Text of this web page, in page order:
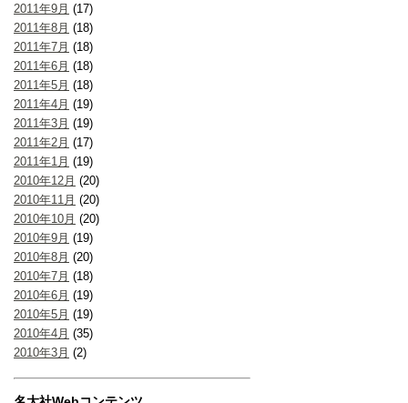
2011年9月 (17)
2011年8月 (18)
2011年7月 (18)
2011年6月 (18)
2011年5月 (18)
2011年4月 (19)
2011年3月 (19)
2011年2月 (17)
2011年1月 (19)
2010年12月 (20)
2010年11月 (20)
2010年10月 (20)
2010年9月 (19)
2010年8月 (20)
2010年7月 (18)
2010年6月 (19)
2010年5月 (19)
2010年4月 (35)
2010年3月 (2)